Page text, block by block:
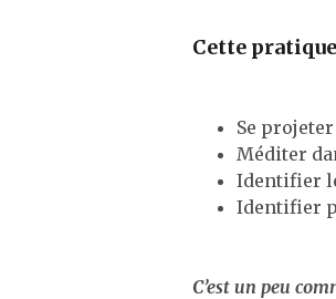
Cette pratique
Se
Méditer
Identifier
Identifier
C’est un peu